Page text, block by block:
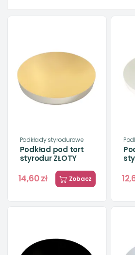
Podkłady styrodurowe
Podkład pod tort
styrodur ZŁOTY
14,60 zł Zobacz